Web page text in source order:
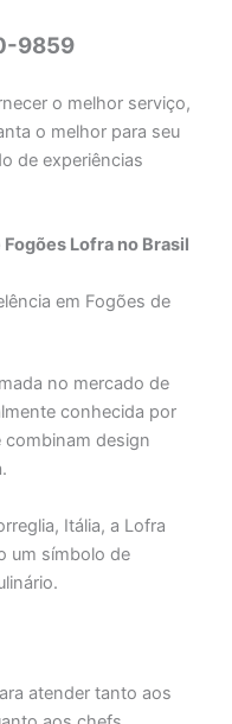
9859
o melhor serviço,
o melhor para seu
de experiências
Lofra no Brasil
em Fogões de
no mercado de
conhecida por
combinam design
Itália, a Lofra
um símbolo de
atender tanto aos